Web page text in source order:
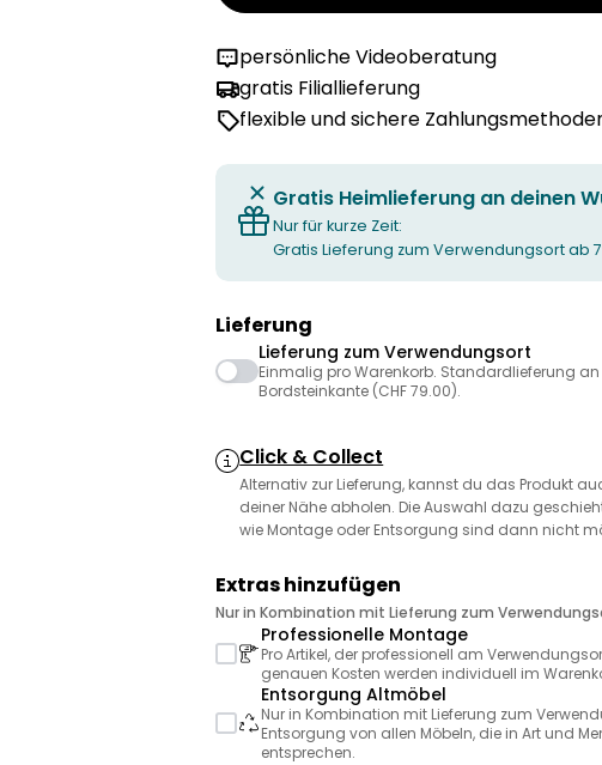
persönliche Videoberatung
gratis Filiallieferung
flexible und sichere
Gratis Heimlieferung an deinen
Nur für kurze Zeit:
Gratis Lieferung zum Verwendungsort ab
Lieferung
Lieferung zum Verwendungsort
Einmalig pro Warenkorb. Standardlieferung
Bordsteinkante (CHF 79.00).
Click & Collect
Alternativ zur Lieferung, kannst du das Produkt
deiner Nähe abholen. Die Auswahl dazu
wie Montage oder Entsorgung sind dann nicht
Extras hinzufügen
Nur in Kombination mit Lieferung zum
Professionelle Montage
Pro Artikel, der professionell am
genauen Kosten werden individuell im
Entsorgung Altmöbel
Nur in Kombination mit Lieferung zum
Entsorgung von allen Möbeln, die in Art und
entsprechen.